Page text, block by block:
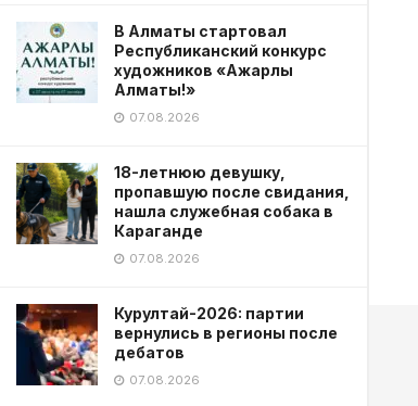
В Алматы стартовал
Республиканский конкурс
художников «Ажарлы
Алматы!»
07.08.2026
18-летнюю девушку,
пропавшую после свидания,
нашла служебная собака в
Караганде
07.08.2026
Курултай-2026: партии
вернулись в регионы после
дебатов
07.08.2026